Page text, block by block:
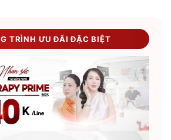
TRÌNH ƯU ĐÃI ĐẶC BIỆT